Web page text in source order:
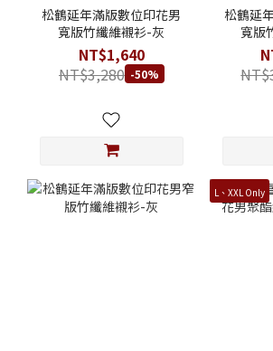
松鶴延年滿版數位印花男
寬版竹纖維襯衫-灰
NT$1,640
NT$3,280 -50%
松鶴延
寬版
L、XXL Only